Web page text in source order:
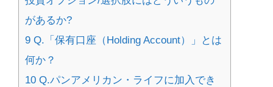
があるか?
9 Q.「保有口座（Holding Account）」とは
何か？
10 Q.パンアメリカン・ライフに加入でき